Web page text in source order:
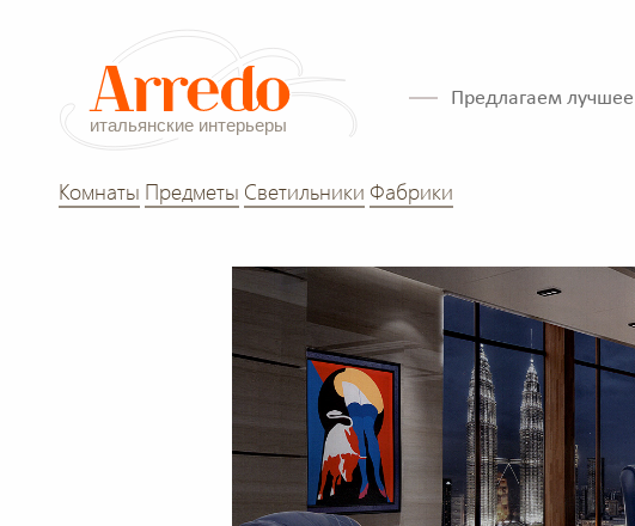
Предлагаем лучшее
Комнаты Предметы Светильники Фабрики